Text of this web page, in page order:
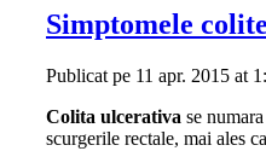
Simptomele
Publicat pe 11 apr. 2015 at
Colita ulcerativa se
scurgerile rectale, mai ales